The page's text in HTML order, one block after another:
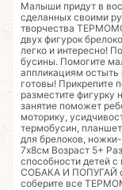
Малыши придут в
сделанных своими
творчества
двух фигурок
легко и интересно!
бусины. Помогите
аппликациям остыть
готовы! Прикрепите
разместите фигурку
занятие поможет
моторику,
термобусин,
для брелоков,
7х8см Возраст 5+
способности детей
СОБАКА И ПОПУГАЙ
соберите все